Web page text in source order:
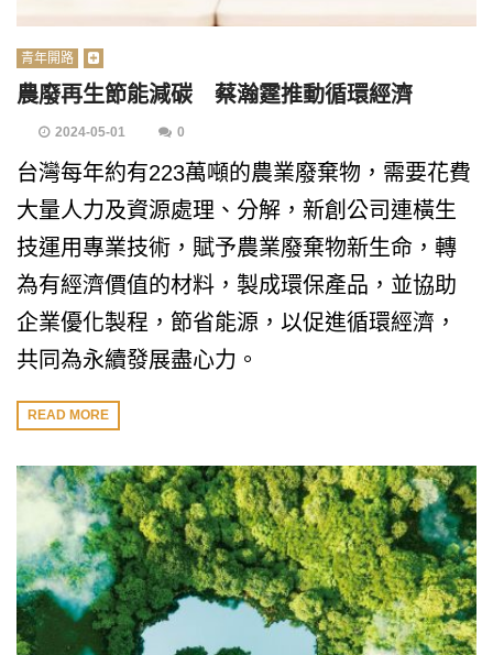
青年開路
農廢再生節能減碳 蔡瀚霆推動循環經濟
2024-05-01 0
台灣每年約有223萬噸的農業廢棄物，需要花費
大量人力及資源處理、分解，新創公司連橫生
技運用專業技術，賦予農業廢棄物新生命，轉
為有經濟價值的材料，製成環保產品，並協助
企業優化製程，節省能源，以促進循環經濟，
共同為永續發展盡心力。
READ MORE